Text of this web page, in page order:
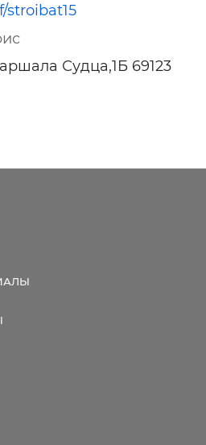
stroibat15
Судца,1Б 69123